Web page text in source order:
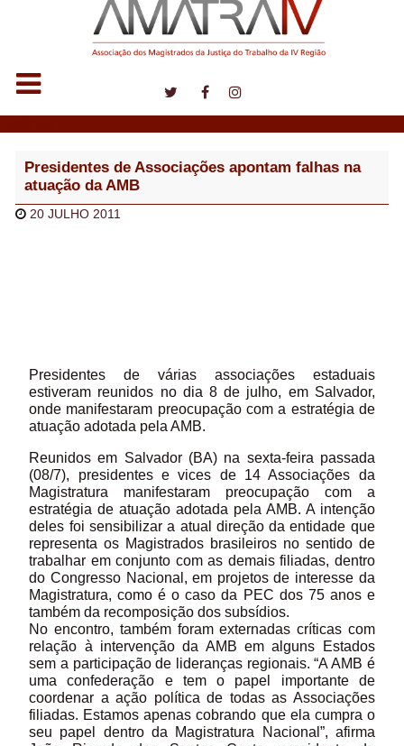
Presidentes de Associações apontam falhas na
atuação da AMB
20 JULHO 2011
Presidentes de várias associações estaduais
estiveram reunidos no dia 8 de julho, em Salvador,
onde manifestaram preocupação com a estratégia de
atuação adotada pela AMB.
Reunidos em Salvador (BA) na sexta-feira passada
(08/7), presidentes e vices de 14 Associações da
Magistratura manifestaram preocupação com a
estratégia de atuação adotada pela AMB. A intenção
deles foi sensibilizar a atual direção da entidade que
representa os Magistrados brasileiros no sentido de
trabalhar em conjunto com as demais filiadas, dentro
do Congresso Nacional, em projetos de interesse da
Magistratura, como é o caso da PEC dos 75 anos e
também da recomposição dos subsídios.
No encontro, também foram externadas críticas com
relação à intervenção da AMB em alguns Estados
sem a participação de lideranças regionais. “A AMB é
uma confederação e tem o papel importante de
coordenar a ação política de todas as Associações
filiadas. Estamos apenas cobrando que ela cumpra o
seu papel dentro da Magistratura Nacional”, afirma